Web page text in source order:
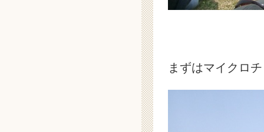
まずはマイクロ